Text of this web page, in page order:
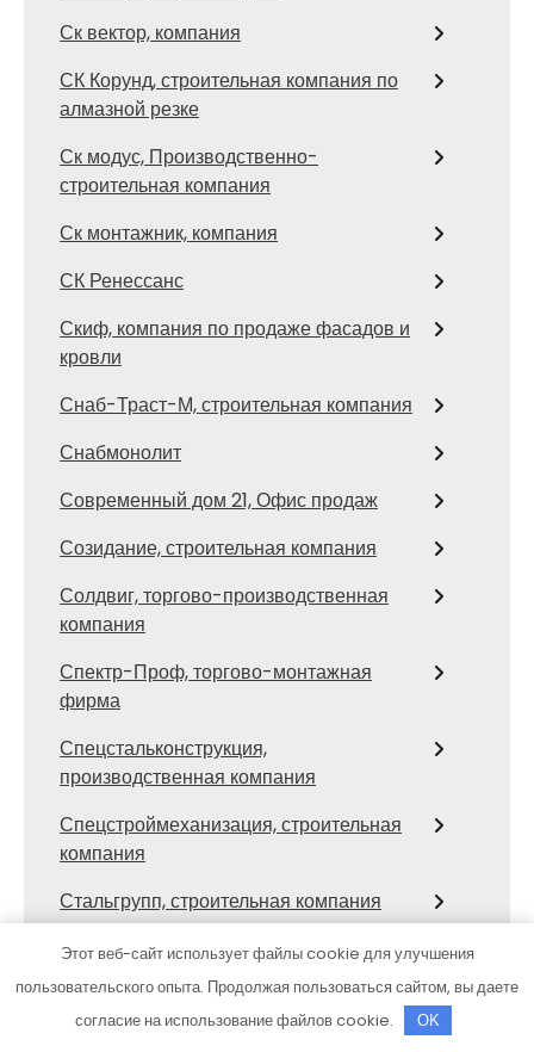
Ск вектор, компания
СК Корунд, строительная компания по
алмазной резке
Ск модус, Производственно-
строительная компания
Ск монтажник, компания
СК Ренессанс
Скиф, компания по продаже фасадов и
кровли
Снаб-Траст-М, строительная компания
Снабмонолит
Современный дом 21, Офис продаж
Созидание, строительная компания
Солдвиг, торгово-производственная
компания
Спектр-Проф, торгово-монтажная
фирма
Спецстальконструкция,
производственная компания
Спецстроймеханизация, строительная
компания
Стальгрупп, строительная компания
Стальмет, производственная
строительно-монтажная компания
Стил-Строй, строительная компания
Этот веб-сайт использует файлы cookie для улучшения
пользовательского опыта. Продолжая пользоваться сайтом, вы даете
согласие на использование файлов cookie.
OK